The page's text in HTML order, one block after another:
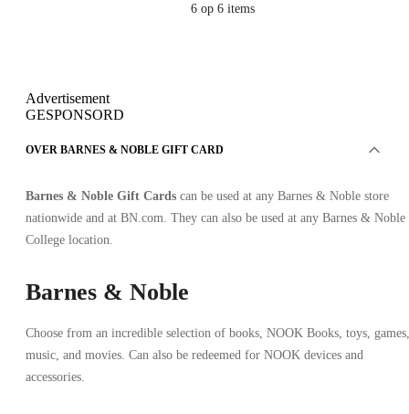
6 op 6 items
Advertisement
GESPONSORD
OVER BARNES & NOBLE GIFT CARD
Barnes & Noble Gift Cards can be used at any Barnes & Noble store
nationwide and at BN.com. They can also be used at any Barnes & Noble
College location.
Barnes & Noble
Choose from an incredible selection of books, NOOK Books, toys, games,
music, and movies. Can also be redeemed for NOOK devices and
accessories.